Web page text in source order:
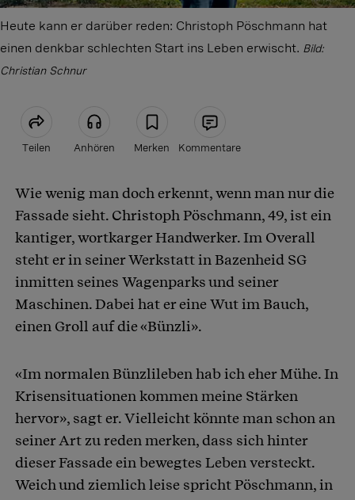
Heute kann er darüber reden: Christoph Pöschmann hat
einen denkbar schlechten Start ins Leben erwischt. Bild:
Christian Schnur
Teilen Anhören Merken Kommentare
Artikel teilen
Wie wenig man doch erkennt, wenn man nur die
Fassade sieht. Christoph Pöschmann, 49, ist ein
kantiger, wortkarger Handwerker. Im Overall
steht er in seiner Werkstatt in Bazenheid SG
inmitten seines Wagenparks und seiner
Maschinen. Dabei hat er eine Wut im Bauch,
einen Groll auf die «Bünzli».
«Im normalen Bünzlileben hab ich eher Mühe. In
Krisensituationen kommen meine Stärken
hervor», sagt er. Vielleicht könnte man schon an
seiner Art zu reden merken, dass sich hinter
dieser Fassade ein bewegtes Leben versteckt.
Weich und ziemlich leise spricht Pöschmann, in